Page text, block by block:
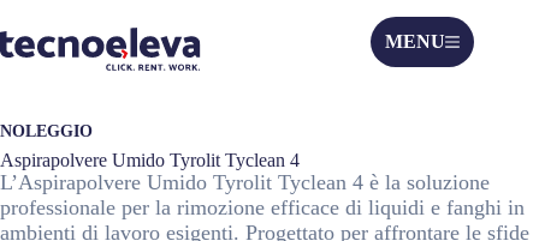
MENU
NOLEGGIO
Aspirapolvere Umido Tyrolit Tyclean 4
L’Aspirapolvere Umido Tyrolit Tyclean 4 è la soluzione
professionale per la rimozione efficace di liquidi e fanghi in
ambienti di lavoro esigenti. Progettato per affrontare le sfide